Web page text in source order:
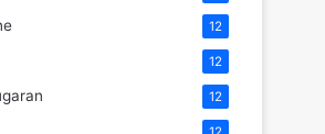
12
12
12